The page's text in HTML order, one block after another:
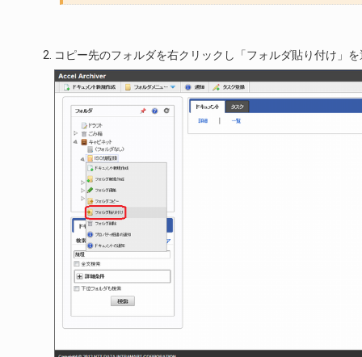
コピー先のフォルダを右クリックし「フォルダ貼り付け」